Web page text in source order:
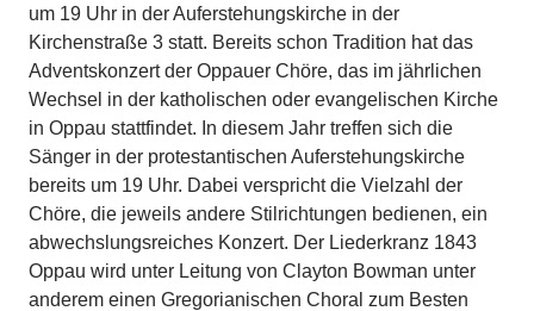
um 19 Uhr in der Auferstehungskirche in der
Kirchenstraße 3 statt. Bereits schon Tradition hat das
Adventskonzert der Oppauer Chöre, das im jährlichen
Wechsel in der katholischen oder evangelischen Kirche
in Oppau stattfindet. In diesem Jahr treffen sich die
Sänger in der protestantischen Auferstehungskirche
bereits um 19 Uhr. Dabei verspricht die Vielzahl der
Chöre, die jeweils andere Stilrichtungen bedienen, ein
abwechslungsreiches Konzert. Der Liederkranz 1843
Oppau wird unter Leitung von Clayton Bowman unter
anderem einen Gregorianischen Choral zum Besten